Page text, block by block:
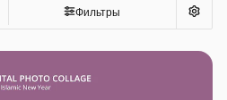
Фильтры